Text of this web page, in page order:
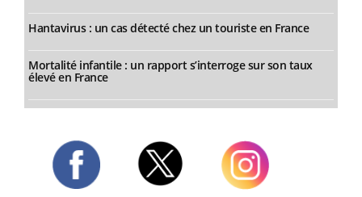
Hantavirus : un cas détecté chez un touriste en France
Mortalité infantile : un rapport s’interroge sur son taux
élevé en France